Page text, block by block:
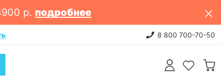
р. подробнее
НОВИНКИ: постельное белье.
8 800 700-70-50